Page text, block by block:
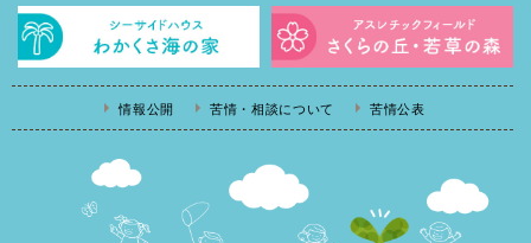
情報公開 苦情・相談について 苦情公表